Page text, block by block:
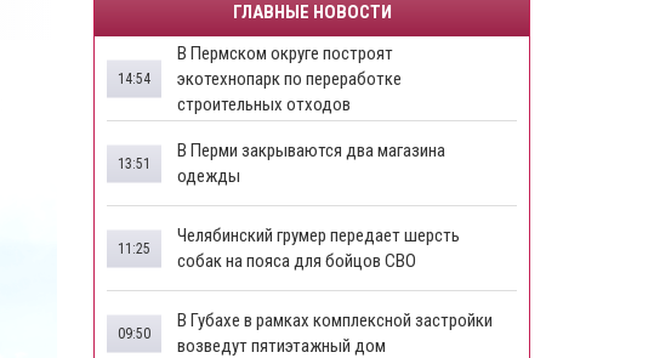
ГЛАВНЫЕ НОВОСТИ
В Пермском округе построят
экотехнопарк по переработке
строительных отходов
14:54
В Перми закрываются два магазина
одежды
13:51
Челябинский грумер передает шерсть
собак на пояса для бойцов СВО
11:25
В Губахе в рамках комплексной застройки
возведут пятиэтажный дом
09:50